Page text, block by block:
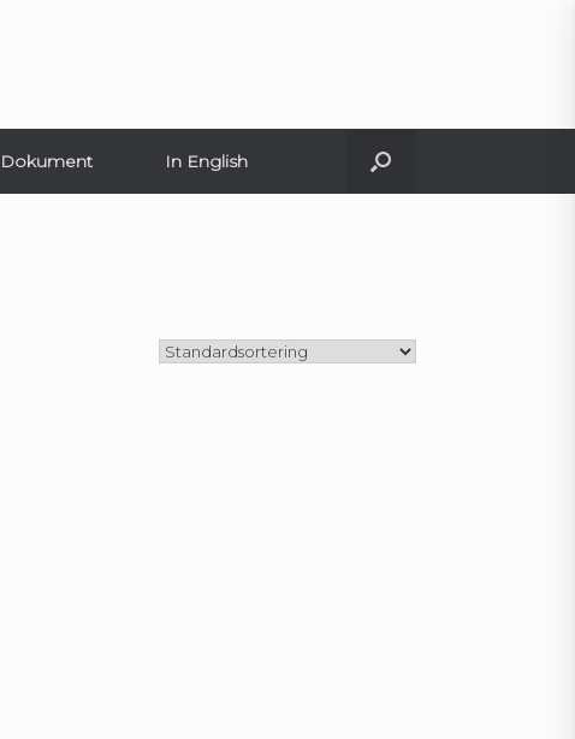
Dokument In English